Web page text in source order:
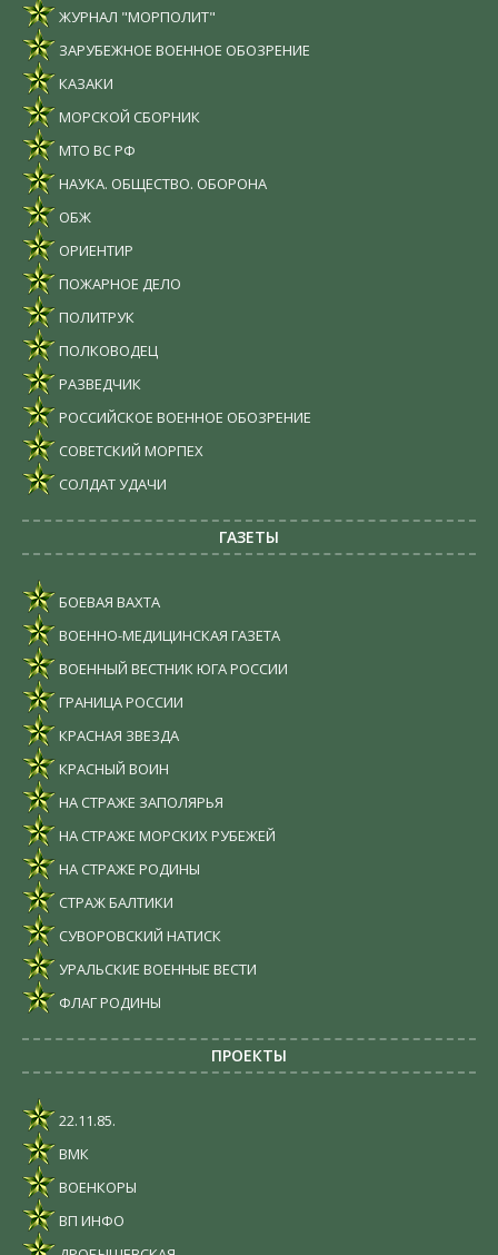
ЖУРНАЛ "МОРПОЛИТ"
ЗАРУБЕЖНОЕ ВОЕННОЕ ОБОЗРЕНИЕ
КАЗАКИ
МОРСКОЙ СБОРНИК
МТО ВС РФ
НАУКА. ОБЩЕСТВО. ОБОРОНА
ОБЖ
ОРИЕНТИР
ПОЖАРНОЕ ДЕЛО
ПОЛИТРУК
ПОЛКОВОДЕЦ
РАЗВЕДЧИК
РОССИЙСКОЕ ВОЕННОЕ ОБОЗРЕНИЕ
СОВЕТСКИЙ МОРПЕХ
СОЛДАТ УДАЧИ
ГАЗЕТЫ
БОЕВАЯ ВАХТА
ВОЕННО-МЕДИЦИНСКАЯ ГАЗЕТА
ВОЕННЫЙ ВЕСТНИК ЮГА РОССИИ
ГРАНИЦА РОССИИ
КРАСНАЯ ЗВЕЗДА
КРАСНЫЙ ВОИН
НА СТРАЖЕ ЗАПОЛЯРЬЯ
НА СТРАЖЕ МОРСКИХ РУБЕЖЕЙ
НА СТРАЖЕ РОДИНЫ
СТРАЖ БАЛТИКИ
СУВОРОВСКИЙ НАТИСК
УРАЛЬСКИЕ ВОЕННЫЕ ВЕСТИ
ФЛАГ РОДИНЫ
ПРОЕКТЫ
22.11.85.
ВМК
ВОЕНКОРЫ
ВП ИНФО